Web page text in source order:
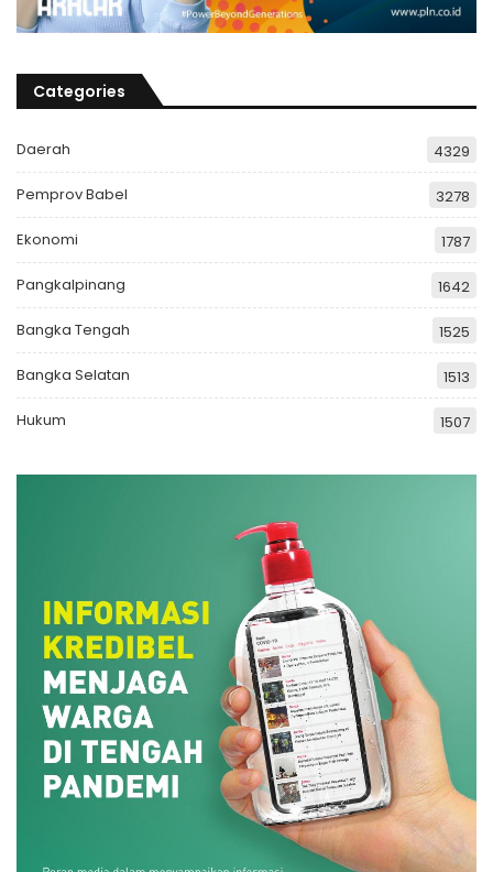
Categories
Daerah 4329
Pemprov Babel 3278
Ekonomi 1787
Pangkalpinang 1642
Bangka Tengah 1525
Bangka Selatan 1513
Hukum 1507